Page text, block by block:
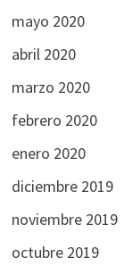
mayo 2020
abril 2020
marzo 2020
febrero 2020
enero 2020
diciembre 2019
noviembre 2019
octubre 2019